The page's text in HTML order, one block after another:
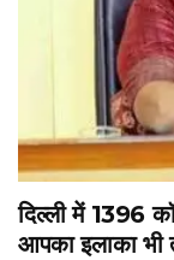
दिल्ली में 1396
आपका इलाका भी